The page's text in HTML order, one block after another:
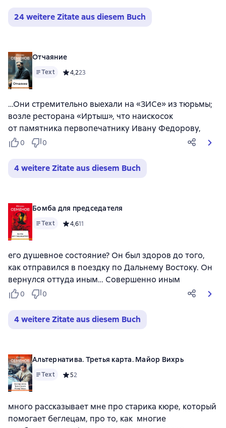
24 weitere Zitate aus diesem Buch
Отчаяние
Text Средний рейтинг 4,2 на основе 23 оценок
4,223
…Они стремительно выехали на «ЗИСе» из тюрьмы;
возле ресторана «Иртыш», что наискосок
от памятника первопечатнику Ивану Федорову,
0 0
4 weitere Zitate aus diesem Buch
Бомба для председателя
Text Средний рейтинг 4,6 на основе 11 оценок
4,611
его душевное состояние? Он был здоров до того,
как отправился в поездку по Дальнему Востоку. Он
вернулся оттуда иным… Совершенно иным
0 0
4 weitere Zitate aus diesem Buch
Альтернатива. Третья карта. Майор Вихрь
Text Средний рейтинг 5 на основе 2 оценок
52
много рассказывает мне про старика кюре, который
помогает беглецам, про то, как многие